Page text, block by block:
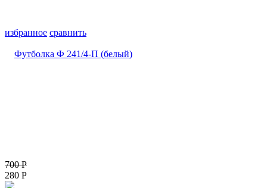
избранное сравнить
700Р
280 Р